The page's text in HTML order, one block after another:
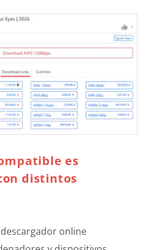
es
distintos
online